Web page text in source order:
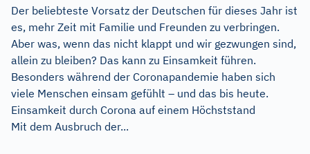
Der beliebteste Vorsatz der Deutschen für dieses Jahr ist
es, mehr Zeit mit Familie und Freunden zu verbringen.
Aber was, wenn das nicht klappt und wir gezwungen sind,
allein zu bleiben? Das kann zu Einsamkeit führen.
Besonders während der Coronapandemie haben sich
viele Menschen einsam gefühlt – und das bis heute.
Einsamkeit durch Corona auf einem Höchststand
Mit dem Ausbruch der...